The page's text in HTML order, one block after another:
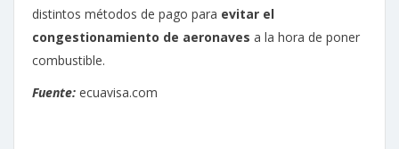
distintos métodos de pago para evitar el
congestionamiento de aeronaves a la hora de poner
combustible.
Fuente: ecuavisa.com